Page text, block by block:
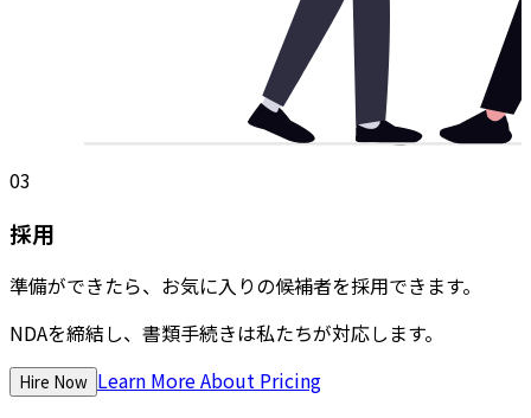
03
採用
準備ができたら、お気に入りの候補者を採用できます。
NDAを締結し、書類手続きは私たちが対応します。
Hire Now Learn More About Pricing